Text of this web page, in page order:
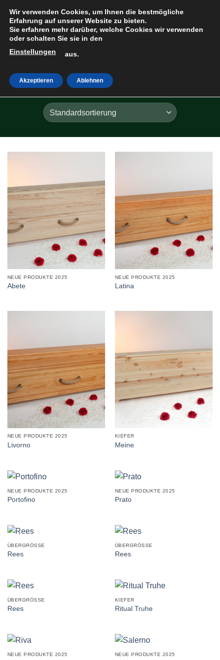
Inhalt
springen
HOME
FILTER
NEUE PRODUKTE 2025
Abete
NEUE PRODUKTE 2025
Latina
NEUE PRODUKTE 2025
Livorno
KIEFER
Meine
NEUE PRODUKTE 2025
Portofino
NEUE PRODUKTE 2025
Prato
ÜBERGRÖSSE
Rees
ÜBERGRÖSSE
Rees
ÜBERGRÖSSE
Rees
KIEFER
Ritual Truhe
NEUE PRODUKTE 2025 NEUE PRODUKTE 2025
Wir verwenden Cookies, um Ihnen die bestmögliche
Erfahrung auf unserer Website zu bieten.
Sie erfahren mehr darüber, welche Cookies wir verwenden
oder schalten Sie sie in den
Einstellungen
aus.
Akzeptieren Ablehnen